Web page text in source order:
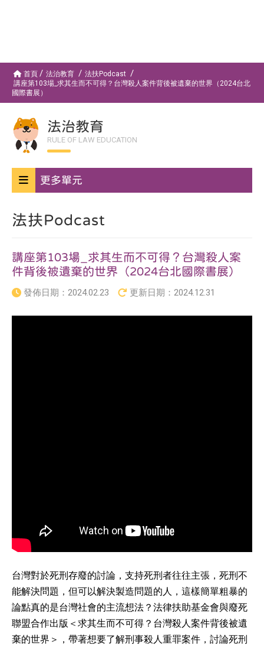
首頁 法治教育
法扶Podcast
講座第103場_求其生而不可得？台灣殺人案件背後被遺棄的世界（2024台北
國際書展）
法治教育
RULE OF LAW EDUCATION
更多單元
法扶Podcast
講座第103場_求其生而不可得？台灣殺人案
件背後被遺棄的世界（2024台北國際書展）
發佈日期： 2024.02.23 更新日期： 2024.12.31
台灣對於死刑存廢的討論，支持死刑者往往主張，死刑不
能解決問題，但可以解決製造問題的人，這樣簡單粗暴的
論點真的是台灣社會的主流想法？法律扶助基金會與廢死
聯盟合作出版＜求其生而不可得？台灣殺人案件背後被遺
棄的世界＞，帶著想要了解刑事殺人重罪案件，討論死刑